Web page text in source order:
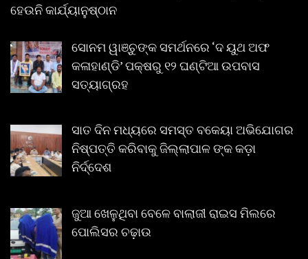
ହେଉନି କାର୍ଯ୍ୟାନୁଷ୍ଠାନ
ସୋନମ ୱାଞ୍ଚୁଙ୍କ ସମର୍ଥନରେ ‘ଦ ୟୁଥ ଅଫ
କଳାହାଣ୍ଡି’ ପକ୍ଷରୁ ୧୨ ଘଣ୍ଟିଆ ଉପବାସ
ସତ୍ୟାଗ୍ରହ
ସାତ ଦିନ ମଧ୍ୟରେ ସମସ୍ତ ବକେୟା ଅଭିଯୋଗର
ନିଷ୍ପତ୍ତି କରିବାକୁ ଜିଲ୍ଲାପାଳ ଙ୍କ କଡ଼ା
ନିର୍ଦ୍ଦେଶ
ଜୁଆ ଖେଳୁଥିବା ବେଳେ ବାଲାଜୀ ରାଇସ ମିଲରେ
ପୋଲିସର ଚଢ଼ାଉ